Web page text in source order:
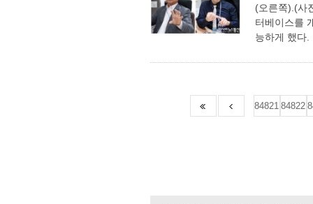
(오른쪽).(사
터베이스를
능하게 했다
84821 84822